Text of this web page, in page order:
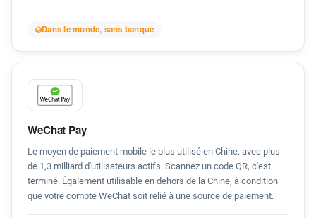
Dans le monde, sans banque
WeChat Pay
Le moyen de paiement mobile le plus utilisé en Chine, avec plus
de 1,3 milliard d'utilisateurs actifs. Scannez un code QR, c'est
terminé. Également utilisable en dehors de la Chine, à condition
que votre compte WeChat soit relié à une source de paiement.